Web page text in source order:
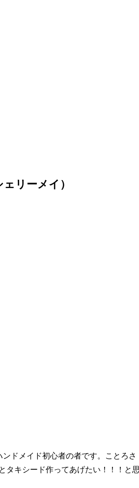
リーメイ）
ドメイド初心者の者です。ことろさ
タキシード作ってあげたい！！！と